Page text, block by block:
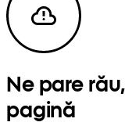
Ne pare
pagină